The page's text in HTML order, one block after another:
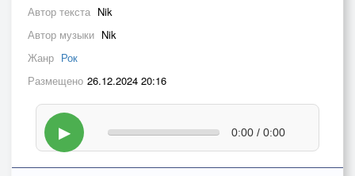
Автор текста Nik
Автор музыки Nik
Жанр Рок
Размещено 26.12.2024 20:16
▶ 0:00 / 0:00